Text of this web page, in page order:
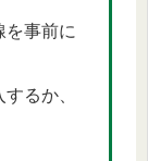
を事前に
るか、